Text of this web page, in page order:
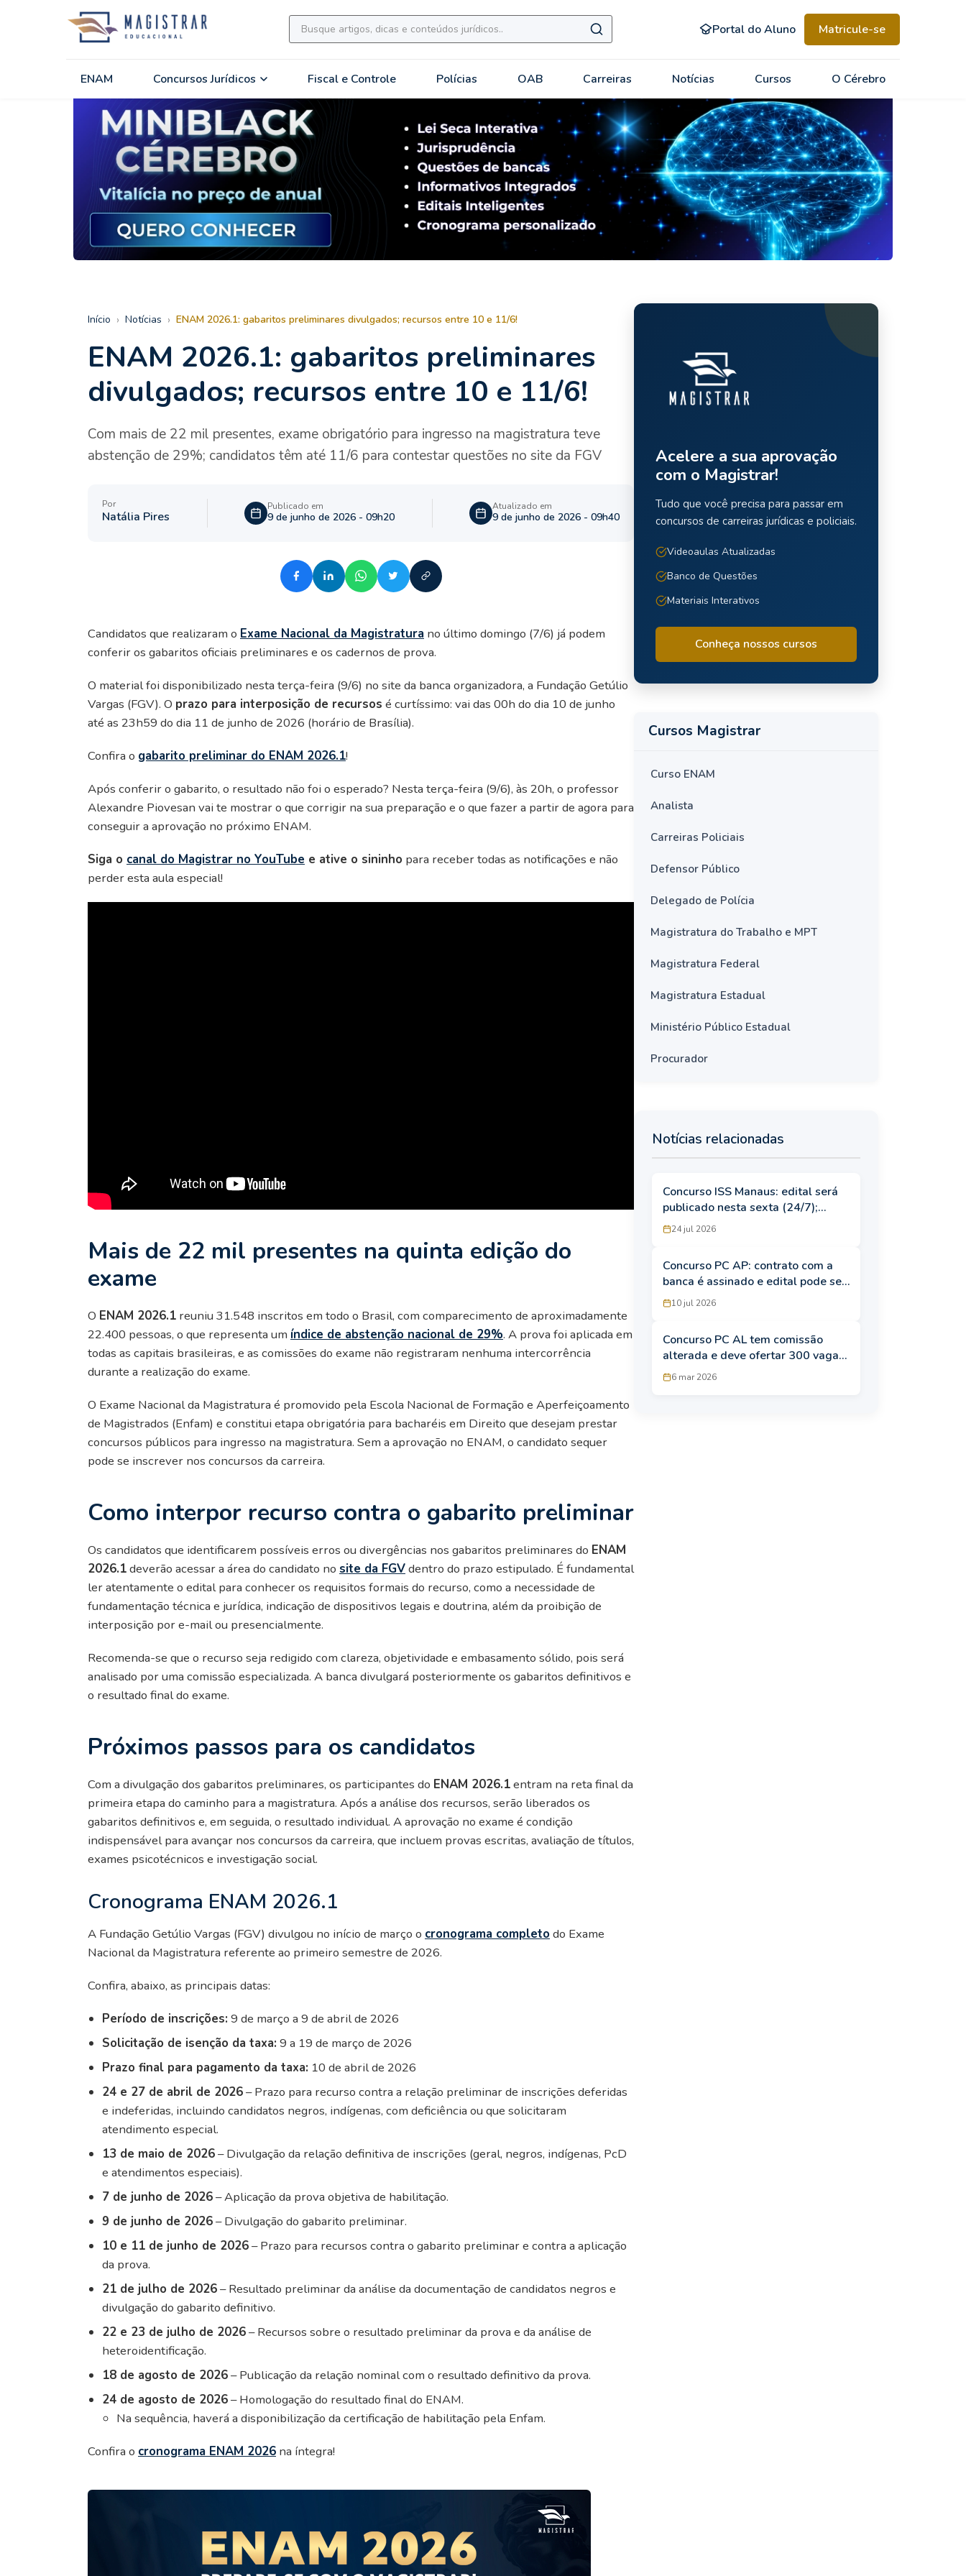
Portal do Aluno Matricule-se
ENAM Concursos Jurídicos Fiscal e Controle Polícias OAB Carreiras Notícias Cursos O Cérebro
Início › Notícias › ENAM 2026.1: gabaritos preliminares divulgados; recursos entre 10 e 11/6!
ENAM 2026.1: gabaritos preliminares
divulgados; recursos entre 10 e 11/6!
Com mais de 22 mil presentes, exame obrigatório para ingresso na magistratura teve
abstenção de 29%; candidatos têm até 11/6 para contestar questões no site da FGV
Por
Natália Pires
Publicado em
9 de junho de 2026 - 09h20
Atualizado em
9 de junho de 2026 - 09h40
Candidatos que realizaram o Exame Nacional da Magistratura no último domingo (7/6) já podem
conferir os gabaritos oficiais preliminares e os cadernos de prova.
O material foi disponibilizado nesta terça-feira (9/6) no site da banca organizadora, a Fundação Getúlio
Vargas (FGV). O prazo para interposição de recursos é curtíssimo: vai das 00h do dia 10 de junho
até as 23h59 do dia 11 de junho de 2026 (horário de Brasília).
Confira o gabarito preliminar do ENAM 2026.1!
Após conferir o gabarito, o resultado não foi o esperado? Nesta terça-feira (9/6), às 20h, o professor
Alexandre Piovesan vai te mostrar o que corrigir na sua preparação e o que fazer a partir de agora para
conseguir a aprovação no próximo ENAM.
Siga o canal do Magistrar no YouTube e ative o sininho para receber todas as notificações e não
perder esta aula especial!
Mais de 22 mil presentes na quinta edição do
exame
O ENAM 2026.1 reuniu 31.548 inscritos em todo o Brasil, com comparecimento de aproximadamente
22.400 pessoas, o que representa um índice de abstenção nacional de 29%. A prova foi aplicada em
todas as capitais brasileiras, e as comissões do exame não registraram nenhuma intercorrência
durante a realização do exame.
O Exame Nacional da Magistratura é promovido pela Escola Nacional de Formação e Aperfeiçoamento
de Magistrados (Enfam) e constitui etapa obrigatória para bacharéis em Direito que desejam prestar
concursos públicos para ingresso na magistratura. Sem a aprovação no ENAM, o candidato sequer
pode se inscrever nos concursos da carreira.
Como interpor recurso contra o gabarito preliminar
Os candidatos que identificarem possíveis erros ou divergências nos gabaritos preliminares do ENAM
2026.1deverão acessar a área do candidato no site da FGVdentro do prazo estipulado. É fundamental
ler atentamente o edital para conhecer os requisitos formais do recurso, como a necessidade de
fundamentação técnica e jurídica, indicação de dispositivos legais e doutrina, além da proibição de
interposição por e-mail ou presencialmente.
Recomenda-se que o recurso seja redigido com clareza, objetividade e embasamento sólido, pois será
analisado por uma comissão especializada. A banca divulgará posteriormente os gabaritos definitivos e
o resultado final do exame.
Próximos passos para os candidatos
Com a divulgação dos gabaritos preliminares, os participantes do ENAM 2026.1entram na reta final da
primeira etapa do caminho para a magistratura. Após a análise dos recursos, serão liberados os
gabaritos definitivos e, em seguida, o resultado individual. A aprovação no exame é condição
indispensável para avançar nos concursos da carreira, que incluem provas escritas, avaliação de títulos,
exames psicotécnicos e investigação social.
Cronograma ENAM 2026.1
A Fundação Getúlio Vargas (FGV) divulgou no início de março o cronograma completo do Exame
Nacional da Magistratura referente ao primeiro semestre de 2026.
Confira, abaixo, as principais datas:
Período de inscrições: 9 de março a 9 de abril de 2026
Solicitação de isenção da taxa: 9 a 19 de março de 2026
Prazo final para pagamento da taxa: 10 de abril de 2026
24 e 27 de abril de 2026– Prazo para recurso contra a relação preliminar de inscrições deferidas
e indeferidas, incluindo candidatos negros, indígenas, com deficiência ou que solicitaram
atendimento especial.
13 de maio de 2026– Divulgação da relação definitiva de inscrições (geral, negros, indígenas, PcD
e atendimentos especiais).
7 de junho de 2026– Aplicação da prova objetiva de habilitação.
9 de junho de 2026– Divulgação do gabarito preliminar.
10 e 11 de junho de 2026– Prazo para recursos contra o gabarito preliminar e contra a aplicação
da prova.
21 de julho de 2026– Resultado preliminar da análise da documentação de candidatos negros e
divulgação do gabarito definitivo.
22 e 23 de julho de 2026– Recursos sobre o resultado preliminar da prova e da análise de
heteroidentificação.
18 de agosto de 2026– Publicação da relação nominal com o resultado definitivo da prova.
24 de agosto de 2026– Homologação do resultado final do ENAM.
Na sequência, haverá a disponibilização da certificação de habilitação pela Enfam.
Confira o cronograma ENAM 2026 na íntegra!
Acelere a sua aprovação
com o Magistrar!
Tudo que você precisa para passar em
concursos de carreiras jurídicas e policiais.
Videoaulas Atualizadas
Banco de Questões
Materiais Interativos
Conheça nossos cursos
Cursos Magistrar
Curso ENAM
Analista
Carreiras Policiais
Defensor Público
Delegado de Polícia
Magistratura do Trabalho e MPT
Magistratura Federal
Magistratura Estadual
Ministério Público Estadual
Procurador
Notícias relacionadas
Concurso ISS Manaus: edital será
publicado nesta sexta (24/7);
iniciais de R$ 27 mil!
24 jul 2026
Concurso PC AP: contrato com a
banca é assinado e edital pode ser
publicado a qualquer momento
10 jul 2026
Concurso PC AL tem comissão
alterada e deve ofertar 300 vagas
para Agente e Escrivão
6 mar 2026